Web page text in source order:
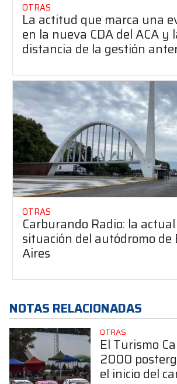
OTRAS
La actitud que marca una
en la nueva CDA del ACA y
distancia de la gestión
OTRAS
Carburando Radio: la actual
situación del autódromo de
Aires
NOTAS RELACIONADAS
OTRAS
El Turismo
2000
el inicio del